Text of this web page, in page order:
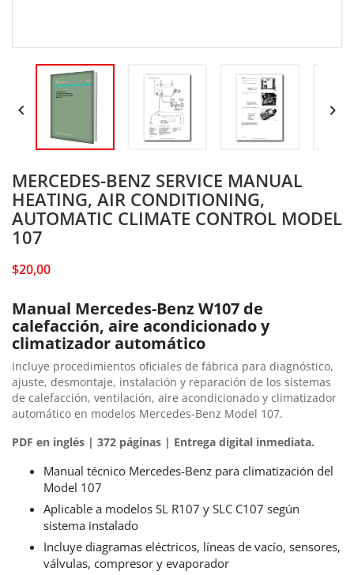
 
MERCEDES-BENZ SERVICE MANUAL
HEATING, AIR CONDITIONING,
AUTOMATIC CLIMATE CONTROL MODEL
107
$20,00
Manual Mercedes-Benz W107 de
calefacción, aire acondicionado y
climatizador automático
Incluye procedimientos oficiales de fábrica para diagnóstico,
ajuste, desmontaje, instalación y reparación de los sistemas
de calefacción, ventilación, aire acondicionado y climatizador
automático en modelos Mercedes-Benz Model 107.
PDF en inglés | 372 páginas | Entrega digital inmediata.
Manual técnico Mercedes-Benz para climatización del
Model 107
Aplicable a modelos SL R107 y SLC C107 según
sistema instalado
Incluye diagramas eléctricos, líneas de vacío, sensores,
válvulas, compresor y evaporador